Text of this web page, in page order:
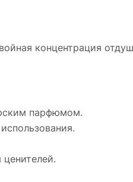
концентрация
парфюмом.